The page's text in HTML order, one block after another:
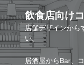
飲食店向け
店舗デザインから
い。
居酒屋からBar、